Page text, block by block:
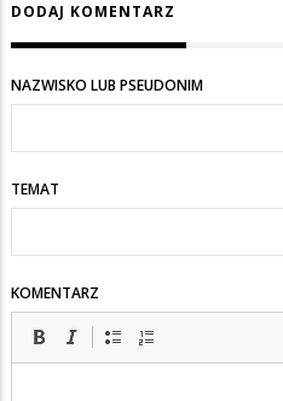
DODAJ KOMENTARZ
NAZWISKO LUB PSEUDONIM
TEMAT
KOMENTARZ